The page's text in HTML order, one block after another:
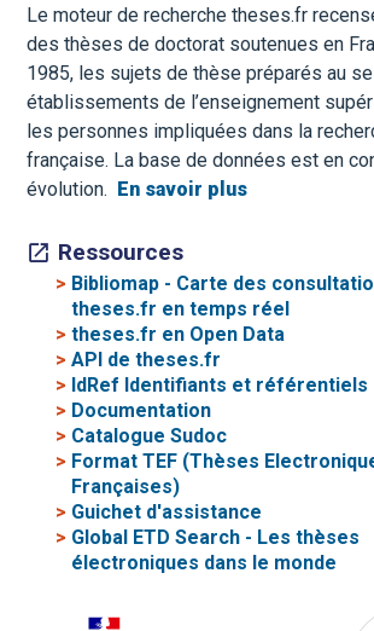
Le moteur de recherche theses.fr
des thèses de doctorat soutenues en
1985, les sujets de thèse préparés au
établissements de l’enseignement
les personnes impliquées dans la
française. La base de données est en
évolution.
En savoir plus
Ressources
> Bibliomap - Carte des
theses.fr en temps réel
>theses.fr en Open Data
>API de theses.fr
> IdRef Identifiants et référentiels
> Documentation
> Catalogue Sudoc
> Format TEF (Thèses
Françaises)
> Guichet d'assistance
> Global ETD Search - Les thèses
électroniques dans le monde